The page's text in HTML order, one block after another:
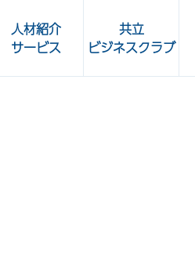
人材紹介
サービス
共立
ビジネスクラブ